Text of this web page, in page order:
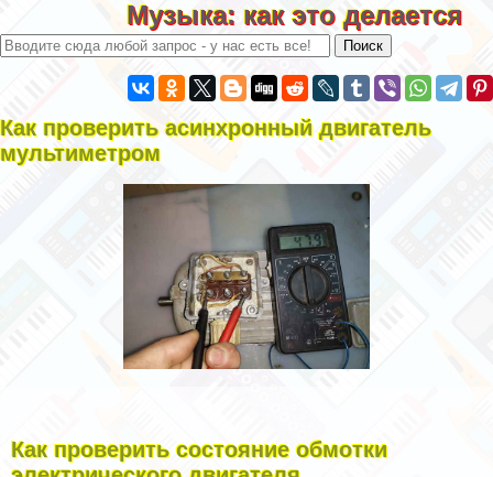
Музыка: как это делается
Как проверить асинхронный двигатель
мультиметром
Как проверить состояние обмотки